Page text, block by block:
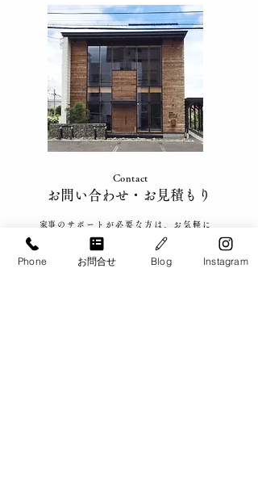
家事が回らないと感じた
ときの対処法｜忙しい家
Contact
​お問い合わせ​・お見積もり
​家事のサポートが必要な方は、お気軽に
ご相談ください。
​札幌・札幌近郊、帯広・十勝、
Phone お問合せ Blog Instagram